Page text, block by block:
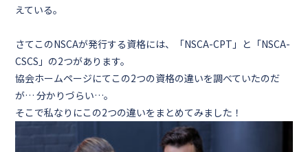
えている。
さてこのNSCAが発行する資格には、「NSCA-CPT」と「NSCA-
CSCS」の2つがあります。
協会ホームページにてこの2つの資格の違いを調べていたのだ
が… 分かりづらい…。
そこで私なりにこの2つの違いをまとめてみました！